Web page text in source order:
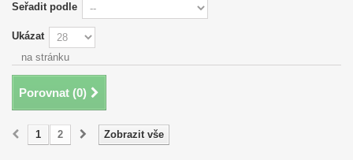
Seřadit podle
Ukázat
na stránku
Porovnat (0)
Zobrazit vše
1 2